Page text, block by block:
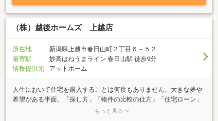
（株）越後ホームズ 上越店
所在地
新潟県上越市春日山町２丁目６－５２
最寄駅
妙高はねうまライン 春日山駅 徒歩9分
情報提供元
アットホーム
人生において住宅を購入することは何度もありません。大きな夢や
希望がある半面、「探し方」「物件の比較の仕方」「住宅ローン」
「各種諸費用」「税金・優遇」など分からないことや不安なことが
もっと見る